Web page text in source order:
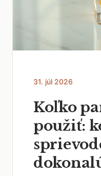
31. júl 2026
Koľko
použiť: